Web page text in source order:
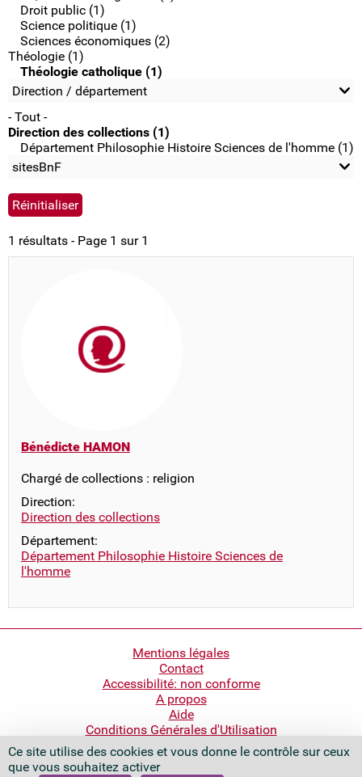
Ce site utilise des cookies et vous donne le contrôle sur ceux
que vous souhaitez activer
Droit public (1)
Science politique (1)
Sciences économiques (2)
Théologie (1)
Théologie catholique (1)
Direction / département
- Tout -
Direction des collections (1)
Département Philosophie Histoire Sciences de l'homme (1)
sitesBnF
1 résultats - Page 1 sur 1
Bénédicte HAMON
Chargé de collections : religion
Direction:
Direction des collections
Département:
Département Philosophie Histoire Sciences de
l'homme
Mentions légales
Contact
Accessibilité: non conforme
A propos
Aide
Conditions Générales d'Utilisation
Bibliothèque nationale de France
Quai François Mauriac